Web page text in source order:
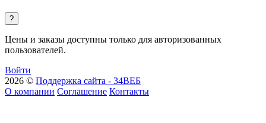
?
Цены и заказы доступны только для авторизованных
пользователей.
Войти
2026 © Поддержка сайта - 34ВЕБ
О компании Соглашение Контакты